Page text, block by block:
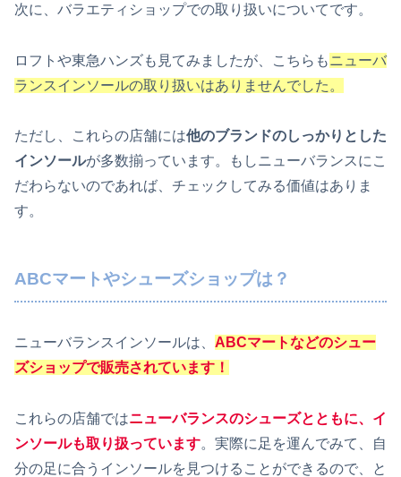
次に、バラエティショップでの取り扱いについてです。
ロフトや東急ハンズも見てみましたが、こちらもニューバ
ランスインソールの取り扱いはありませんでした。
ただし、これらの店舗には他のブランドのしっかりとした
インソールが多数揃っています。もしニューバランスにこ
だわらないのであれば、チェックしてみる価値はありま
す。
ABCマートやシューズショップは？
ニューバランスインソールは、 ABCマートなどのシュー
ズショップで販売されています！
これらの店舗ではニューバランスのシューズとともに、イ
ンソールも取り扱っています。実際に足を運んでみて、自
分の足に合うインソールを見つけることができるので、と